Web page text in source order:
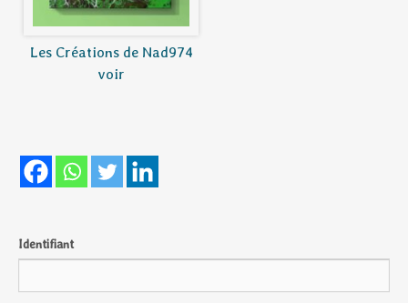
Les Créations de Nad974
voir
Identifiant